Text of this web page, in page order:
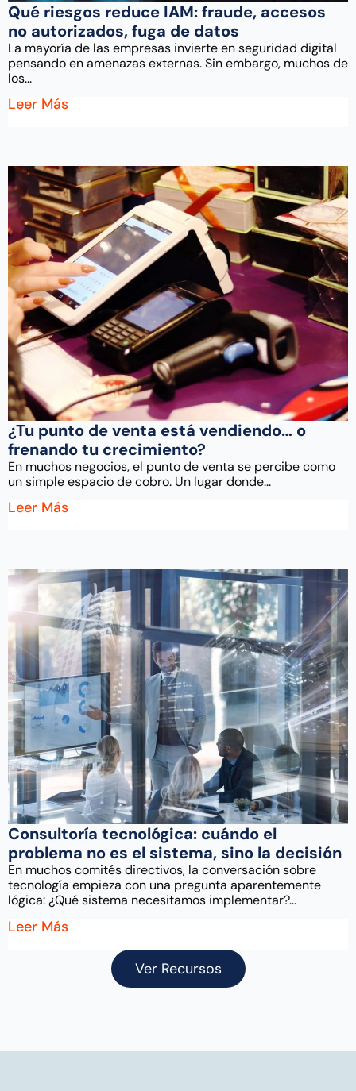
Qué riesgos reduce IAM: fraude, accesos
no autorizados, fuga de datos
La mayoría de las empresas invierte en seguridad digital
pensando en amenazas externas. Sin embargo, muchos de
los...
Leer Más
¿Tu punto de venta está vendiendo… o
frenando tu crecimiento?
En muchos negocios, el punto de venta se percibe como
un simple espacio de cobro. Un lugar donde...
Leer Más
Consultoría tecnológica: cuándo el
problema no es el sistema, sino la decisión
En muchos comités directivos, la conversación sobre
tecnología empieza con una pregunta aparentemente
lógica: ¿Qué sistema necesitamos implementar?...
Leer Más
Ver Recursos